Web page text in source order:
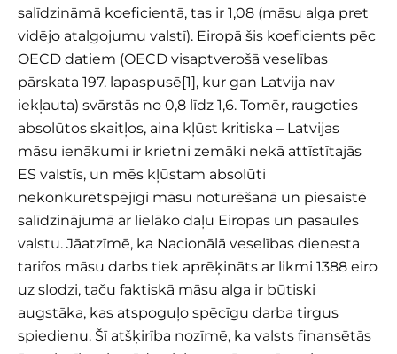
salīdzināmā koeficientā, tas ir 1,08 (māsu alga pret
vidējo atalgojumu valstī). Eiropā šis koeficients pēc
OECD datiem (OECD visaptverošā veselības
pārskata 197. lapaspusē [1] , kur gan Latvija nav
iekļauta) svārstās no 0,8 līdz 1,6. Tomēr, raugoties
absolūtos skaitļos, aina kļūst kritiska – Latvijas
māsu ienākumi ir krietni zemāki nekā attīstītajās
ES valstīs, un mēs kļūstam absolūti
nekonkurētspējīgi māsu noturēšanā un piesaistē
salīdzinājumā ar lielāko daļu Eiropas un pasaules
valstu. Jāatzīmē, ka Nacionālā veselības dienesta
tarifos māsu darbs tiek aprēķināts ar likmi 1388 eiro
uz slodzi, taču faktiskā māsu alga ir būtiski
augstāka, kas atspoguļo spēcīgu darba tirgus
spiedienu. Šī atšķirība nozīmē, ka valsts finansētās